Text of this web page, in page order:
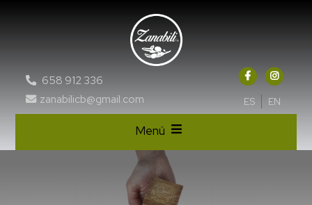
658 912 336
zanabilicb@gmail.com
ES EN
Menú